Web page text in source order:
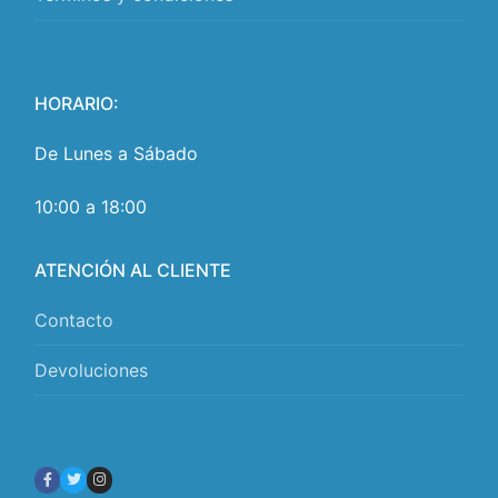
HORARIO:
De Lunes a Sábado
10:00 a 18:00
ATENCIÓN AL CLIENTE
Contacto
Devoluciones